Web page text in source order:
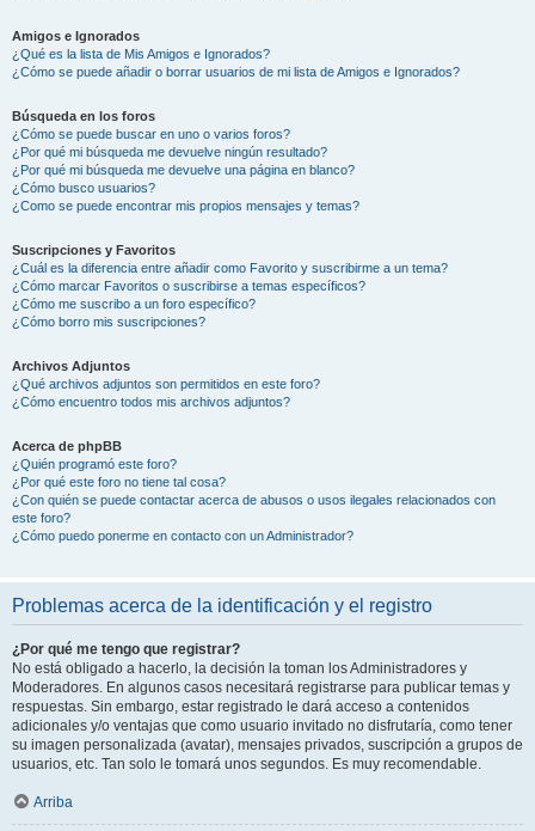
Amigos e Ignorados
¿Qué es la lista de Mis Amigos e Ignorados?
¿Cómo se puede añadir o borrar usuarios de mi lista de Amigos e Ignorados?
Búsqueda en los foros
¿Cómo se puede buscar en uno o varios foros?
¿Por qué mi búsqueda me devuelve ningún resultado?
¿Por qué mi búsqueda me devuelve una página en blanco?
¿Cómo busco usuarios?
¿Como se puede encontrar mis propios mensajes y temas?
Suscripciones y Favoritos
¿Cuál es la diferencia entre añadir como Favorito y suscribirme a un tema?
¿Cómo marcar Favoritos o suscribirse a temas específicos?
¿Cómo me suscribo a un foro específico?
¿Cómo borro mis suscripciones?
Archivos Adjuntos
¿Qué archivos adjuntos son permitidos en este foro?
¿Cómo encuentro todos mis archivos adjuntos?
Acerca de phpBB
¿Quién programó este foro?
¿Por qué este foro no tiene tal cosa?
¿Con quién se puede contactar acerca de abusos o usos ilegales relacionados con
este foro?
¿Cómo puedo ponerme en contacto con un Administrador?
Problemas acerca de la identificación y el registro
¿Por qué me tengo que registrar?
No está obligado a hacerlo, la decisión la toman los Administradores y
Moderadores. En algunos casos necesitará registrarse para publicar temas y
respuestas. Sin embargo, estar registrado le dará acceso a contenidos
adicionales y/o ventajas que como usuario invitado no disfrutaría, como tener
su imagen personalizada (avatar), mensajes privados, suscripción a grupos de
usuarios, etc. Tan solo le tomará unos segundos. Es muy recomendable.
Arriba